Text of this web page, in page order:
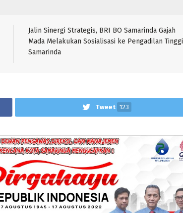
Jalin Sinergi Strategis, BRI BO Samarinda Gajah
Mada Melakukan Sosialisasi ke Pengadilan Tinggi
Samarinda
Tweet 123